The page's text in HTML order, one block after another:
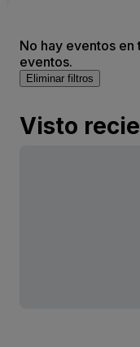
No hay eventos
eventos.
Eliminar filtros
Visto